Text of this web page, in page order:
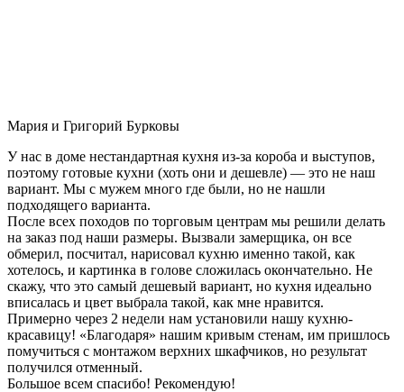
Мария и Григорий Бурковы
У нас в доме нестандартная кухня из-за короба и выступов,
поэтому готовые кухни (хоть они и дешевле) — это не наш
вариант. Мы с мужем много где были, но не нашли
подходящего варианта.
После всех походов по торговым центрам мы решили делать
на заказ под наши размеры. Вызвали замерщика, он все
обмерил, посчитал, нарисовал кухню именно такой, как
хотелось, и картинка в голове сложилась окончательно. Не
скажу, что это самый дешевый вариант, но кухня идеально
вписалась и цвет выбрала такой, как мне нравится.
Примерно через 2 недели нам установили нашу кухню-
красавицу! «Благодаря» нашим кривым стенам, им пришлось
помучиться с монтажом верхних шкафчиков, но результат
получился отменный.
Большое всем спасибо! Рекомендую!